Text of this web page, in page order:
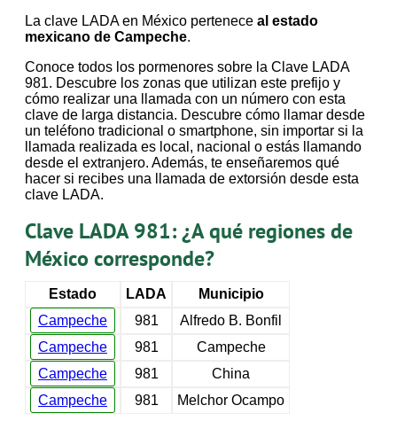
La clave LADA en México pertenece al estado
mexicano de Campeche.
Conoce todos los pormenores sobre la Clave LADA
981. Descubre los zonas que utilizan este prefijo y
cómo realizar una llamada con un número con esta
clave de larga distancia. Descubre cómo llamar desde
un teléfono tradicional o smartphone, sin importar si la
llamada realizada es local, nacional o estás llamando
desde el extranjero. Además, te enseñaremos qué
hacer si recibes una llamada de extorsión desde esta
clave LADA.
Clave LADA 981: ¿A qué regiones de
México corresponde?
Estado LADA
Municipio
Campeche
981
Alfredo B. Bonfil
Campeche
981
Campeche
Campeche
981
China
Campeche
981 Melchor Ocampo